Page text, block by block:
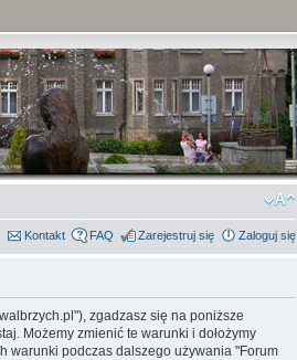
Kontakt FAQ Zarejestruj się Zaloguj się
zgadzasz się na poniższe
Możemy zmienić te warunki i dołożymy
warunki podczas dalszego używania "Forum